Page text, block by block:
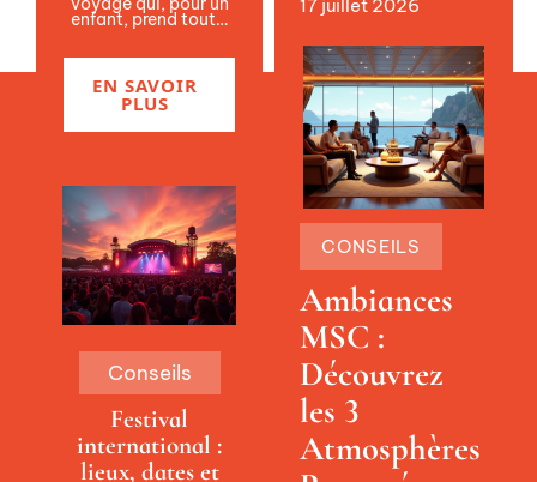
enfant, prend tout…
EN SAVOIR
PLUS
Conseils
Festival
international :
lieux, dates et
17 juillet 2026
CONSEILS
Ambiances
MSC :
Découvrez
les 3
Atmosphères